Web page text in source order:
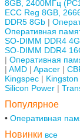
8GB, 2400МГц
ECC Reg 8GB,
DDR5 8Gb
Оперативная
SO-DIMM DDR4
SO-DIMM DDR4
Оперативная
AMD
Apacer
Kingspec
Kingston
Silicon Power
Популярное
Оперативная
Новинки все